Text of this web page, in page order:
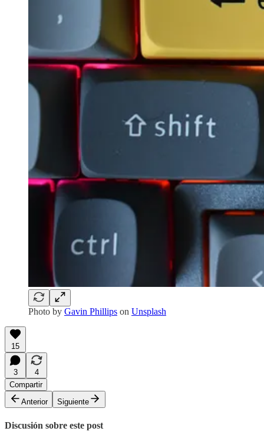
Photo by Gavin Phillips on Unsplash
15
3
4
Compartir
Anterior
Siguiente
Discusión sobre este post